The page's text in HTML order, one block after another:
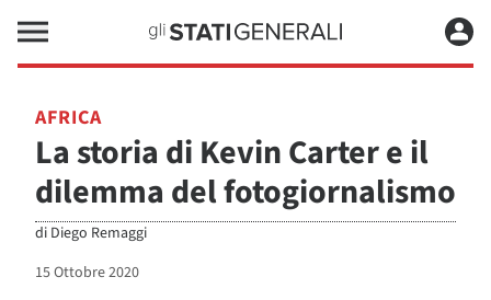
AFRICA
La storia di Kevin Carter e il
dilemma del fotogiornalismo
di Diego Remaggi
15 Ottobre 2020